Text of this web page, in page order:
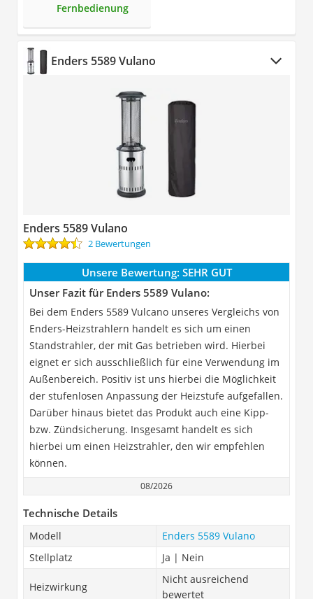
Fernbedienung
Enders 5589 Vulano
Enders 5589 Vulano
2 Bewertungen
Unsere Bewertung: SEHR GUT
Unser Fazit für Enders 5589 Vulano:
Bei dem Enders 5589 Vulcano unseres Vergleichs von
Enders-Heizstrahlern handelt es sich um einen
Standstrahler, der mit Gas betrieben wird. Hierbei
eignet er sich ausschließlich für eine Verwendung im
Außenbereich. Positiv ist uns hierbei die Möglichkeit
der stufenlosen Anpassung der Heizstufe aufgefallen.
Darüber hinaus bietet das Produkt auch eine Kipp-
bzw. Zündsicherung. Insgesamt handelt es sich
hierbei um einen Heizstrahler, den wir empfehlen
können.
08/2026
Technische Details
Modell
Enders 5589 Vulano
Stellplatz
Ja | Nein
Heizwirkung
Nicht ausreichend
bewertet